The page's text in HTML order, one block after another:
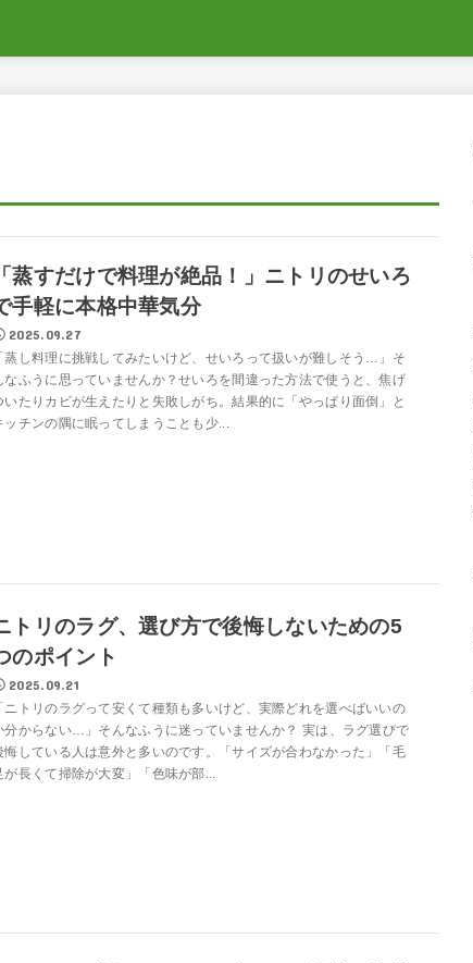
蒸すだけで料理が絶品！」ニトリのせいろ
手軽に本格中華気分
2025.09.27
蒸し料理に挑戦してみたいけど、せいろって扱いが難しそう…」そ
なふうに思っていませんか？せいろを間違った方法で使うと、焦げ
いたりカビが生えたりと失敗しがち。結果的に「やっぱり面倒」と
ッチンの隅に眠ってしまうことも少...
トリのラグ、選び方で後悔しないための5
のポイント
2025.09.21
ニトリのラグって安くて種類も多いけど、実際どれを選べばいいの
分からない…」そんなふうに迷っていませんか？ 実は、ラグ選びで
悔している人は意外と多いのです。「サイズが合わなかった」「毛
が長くて掃除が大変」「色味が部...